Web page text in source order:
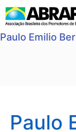
Paulo Emilio
Paulo